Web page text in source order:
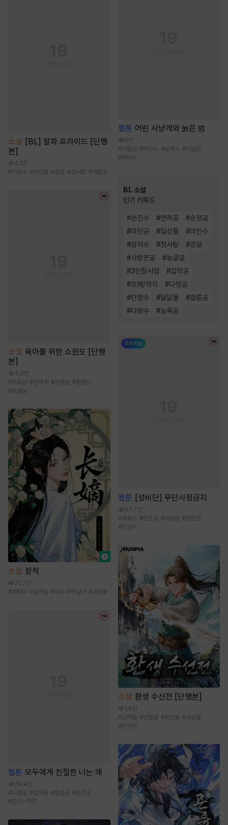
소설 [BL] 알파 프라이드 [단행
본]
4.1만
#미인수 #현대물 #강공 #첫사랑 # 재벌공
소설 육아를 위한 쇼윈도 [단행
본]
3.3천
#유혹남 #연예계 #까칠남 #절륜남
#능글남
소설 장적
21.7만
# 계략녀 #능력남 #복수 #무심녀 #궁정물
웹툰 모두에게 친절한 너는 왜
29.4만
#다정공 #집착공 #절륜공 #순정공
#친구>연인
웹툰 어린 사냥개와 늙은 범
6만
#대물공 #떡대수 #능력수 #미남공
#변태수
BL 소설
인기 키워드
#순진수 #연하공 #순정공
#미인공 #일상물 #미인수
#상처수 #첫사랑 #강공
#사랑꾼공 #능글공
#3인칭시점 #집착공
#오해/착각 #다정공
#단정수 #달달물 #절륜공
#다정수 #능욕공
웹툰 [성비단] 무단사정금지
67.7만
#후회수 #벤츠공 #미남공 #문란공
#민감수
소설 환생 수선전 [단행본]
1.6만
#신무협 #선협물 #환생물 #성장물
#먼치킨